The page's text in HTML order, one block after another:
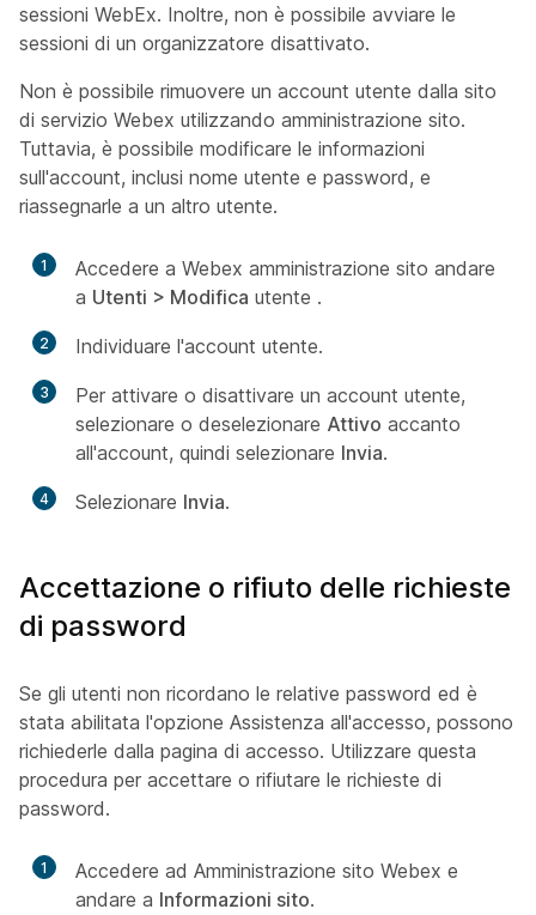
sessioni WebEx. Inoltre, non è possibile avviare le
sessioni di un organizzatore disattivato.
Non è possibile rimuovere un account utente dalla sito
di servizio Webex utilizzando amministrazione sito.
Tuttavia, è possibile modificare le informazioni
sull'account, inclusi nome utente e password, e
riassegnarle a un altro utente.
1
Accedere a Webex amministrazione sito andare
a Utenti > Modifica utente .
2 Individuare l'account utente.
3
Per attivare o disattivare un account utente,
selezionare o deselezionare Attivo accanto
all'account, quindi selezionare Invia.
4 Selezionare Invia.
Accettazione o rifiuto delle richieste
di password
Se gli utenti non ricordano le relative password ed è
stata abilitata l'opzione Assistenza all'accesso, possono
richiederle dalla pagina di accesso. Utilizzare questa
procedura per accettare o rifiutare le richieste di
password.
1
Accedere ad Amministrazione sito Webex e
andare a Informazioni sito.